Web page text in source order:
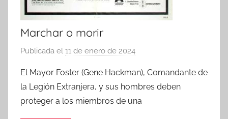
Marchar o morir
Publicada el 11 de enero de 2024
r
El Mayor Foster (Gene Hackman), Comandante de
la Legión Extranjera, y sus hombres deben
proteger a los miembros de una